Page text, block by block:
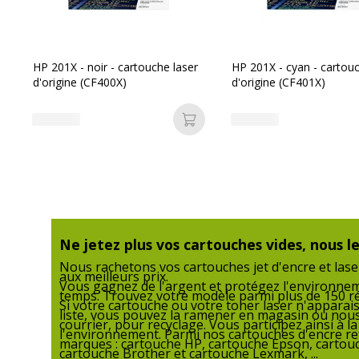
Code barre maitre
Informations sur les services
Informations sur les services
Etat du produit Produit Remanufacturé
HP 201X - noir - cartouche laser
d'origine (CF400X)
Ajouter au panier
HP 201X - cyan -
d'origine (CF401X)
Ne jetez plus vos cartouches vides, nous
Nous rachetons vos cartouches jet d'encre et
aux meilleurs prix.
Vous gagnez de l'argent et protégez
temps. Trouvez votre modèle parmi plus de 150
Si votre cartouche ou votre toner laser
liste, vous pouvez la ramener en magasin ou
courrier, pour recyclage. Vous participez ainsi à
l'environnement. Parmi nos cartouches d'encre
marques : cartouche HP, cartouche Epson,
cartouche Brother et cartouche Lexmark, ...